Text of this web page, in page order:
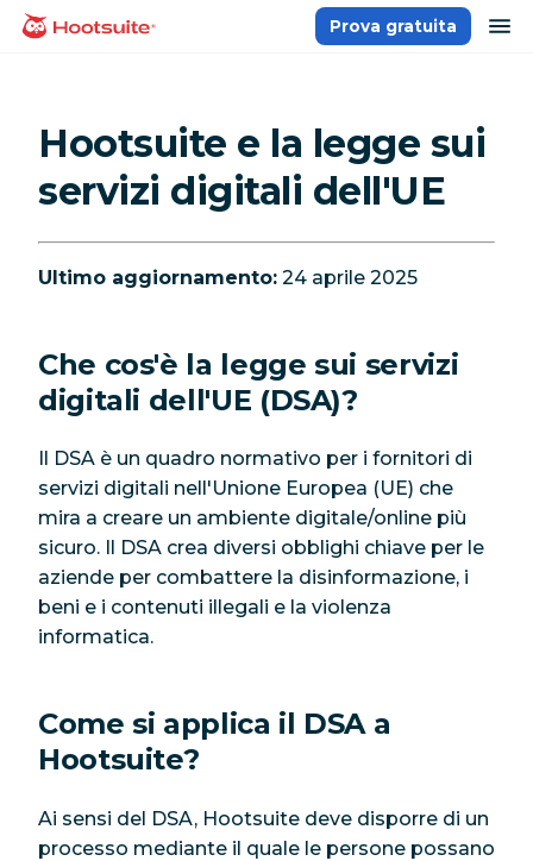
Salta
Homepage
Prova gratuita
Hootsuite e la legge sui
servizi digitali dell'UE
Ultimo aggiornamento: 24 aprile 2025
Che cos'è la legge sui servizi
digitali dell'UE (DSA)?
Il DSA è un quadro normativo per i fornitori di
servizi digitali nell'Unione Europea (UE) che
mira a creare un ambiente digitale/online più
sicuro. Il DSA crea diversi obblighi chiave per le
aziende per combattere la disinformazione, i
beni e i contenuti illegali e la violenza
informatica.
Come si applica il DSA a
Hootsuite?
Ai sensi del DSA, Hootsuite deve disporre di un
processo mediante il quale le persone possano